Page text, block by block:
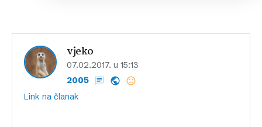
vjeko
07.02.2017. u 15:13
2005
Link na članak